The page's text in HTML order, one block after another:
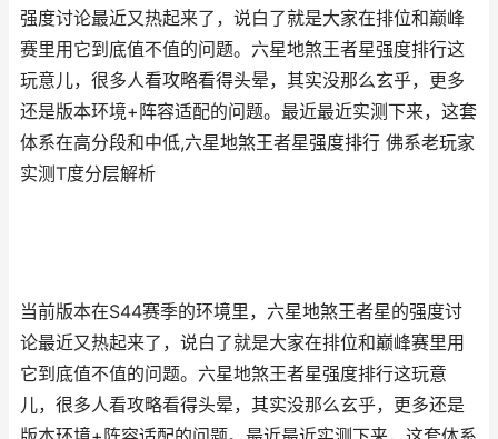
强度讨论最近又热起来了，说白了就是大家在排位和巅峰
赛里用它到底值不值的问题。六星地煞王者星强度排行这
玩意儿，很多人看攻略看得头晕，其实没那么玄乎，更多
还是版本环境+阵容适配的问题。最近最近实测下来，这套
体系在高分段和中低,六星地煞王者星强度排行 佛系老玩家
实测T度分层解析
当前版本在S44赛季的环境里，六星地煞王者星的强度讨
论最近又热起来了，说白了就是大家在排位和巅峰赛里用
它到底值不值的问题。六星地煞王者星强度排行这玩意
儿，很多人看攻略看得头晕，其实没那么玄乎，更多还是